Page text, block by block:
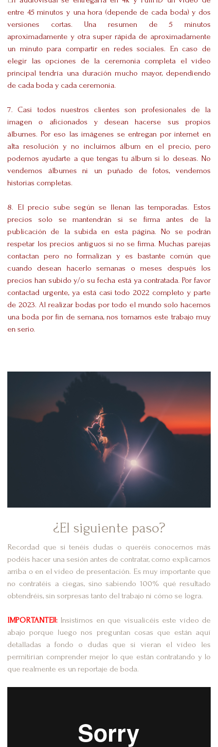
entre 45 minutos y una hora (depende de cada boda) y dos
versiones cortas. Una resumen de 5 minutos
aproximadamente y otra super rápida de aproximadamente
un minuto para compartir en redes sociales. En caso de
elegir las opciones de la ceremonia completa el vídeo
principal tendría una duración mucho mayor, dependiendo
de cada boda y cada ceremonia.
7. Casi todos nuestros clientes son profesionales de la
imagen o aficionados y desean hacerse sus propios
álbumes. Por eso las imágenes se entregan por internet en
alta resolución y no incluimos álbum en el precio, pero
podemos ayudarte a que tengas tu álbum si lo deseas. No
vendemos álbumes ni un puñado de fotos, vendemos
historias completas.
8. El precio sube según se llenan las temporadas. Estos
precios solo se mantendrán si se firma antes de la
publicación de la subida en esta página. No se podrán
respetar los precios antiguos si no se firma. Muchas parejas
contactan pero no formalizan y es bastante común que
cuando desean hacerlo semanas o meses después los
precios han subido y/o su fecha está ya contratada. Por favor
contactad urgente, ya está casi todo 2022 completo y parte
de 2023. Al realizar bodas por todo el mundo solo hacemos
una boda por fin de semana, nos tomamos este trabajo muy
en serio.
¿El siguiente paso?
Recordad que si tenéis dudas o queréis conocernos más
podéis hacer una sesión antes de contratar, como explicamos
arriba o en el vídeo de presentación. Es muy importante que
no contratéis a ciegas, sino sabiendo 100% qué resultado
obtendréis, sin sorpresas tanto del trabajo ni cómo se logra.
IMPORTANTE!!: Insistimos en que visualicéis este vídeo de
abajo porque luego nos preguntan cosas que están aquí
detalladas a fondo o dudas que si vieran el vídeo les
permitirían comprender mejor lo que están contratando y lo
que realmente es un reportaje de boda.